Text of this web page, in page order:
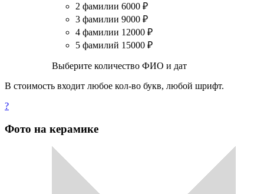
2 фамилии 6000 ₽
3 фамилии 9000 ₽
4 фамилии 12000 ₽
5 фамилий 15000 ₽
Выберите количество ФИО и дат
В стоимость входит любое кол-во букв, любой шрифт.
?
Фото на керамике